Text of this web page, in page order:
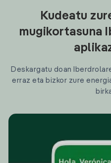
Kudeatu
mugikortasuna
Deskargatu doan
erraz eta bizkor zure